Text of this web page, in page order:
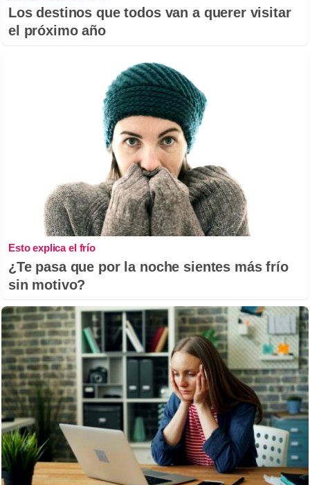
Los destinos que todos van a querer visitar
el próximo año
Esto explica el frío
¿Te pasa que por la noche sientes más frío
sin motivo?